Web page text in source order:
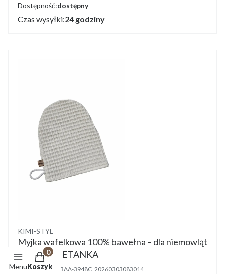
Dostępność:dostępny
Czas wysyłki:24 godziny
Producent
KIMI-STYL
Myjka wafelkowa 100% bawełna – dla niemowląt
i mamy ŚMIETANKA
Kod produktu: 63AA-3948C_20260303083014
Menu
Produkty w koszyku: 0. Zobacz szczegóły
Koszyk